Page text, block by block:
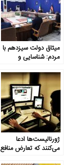
میثاق دولت سیزدهم با
مردم: شناسایی و
تعارض منافع
ژورنالیست‌ها ادعا
می‌کنند که تعارض منافع